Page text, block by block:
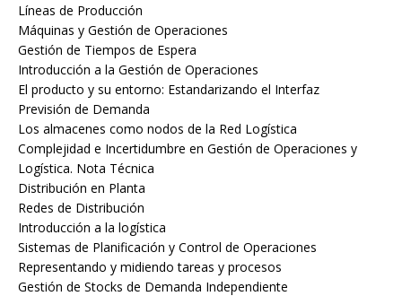
Líneas de Producción
Máquinas y Gestión de Operaciones
Gestión de Tiempos de Espera
Introducción a la Gestión de Operaciones
El producto y su entorno: Estandarizando el Interfaz
Previsión de Demanda
Los almacenes como nodos de la Red Logística
Complejidad e Incertidumbre en Gestión de Operaciones y
Logística. Nota Técnica
Distribución en Planta
Redes de Distribución
Introducción a la logística
Sistemas de Planificación y Control de Operaciones
Representando y midiendo tareas y procesos
Gestión de Stocks de Demanda Independiente